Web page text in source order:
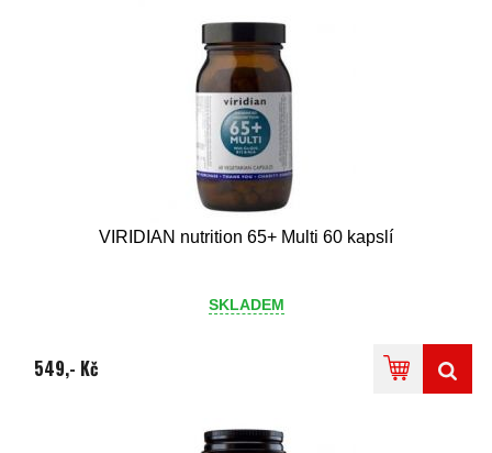
VIRIDIAN nutrition 65+ Multi 60 kapslí
SKLADEM
549,- Kč